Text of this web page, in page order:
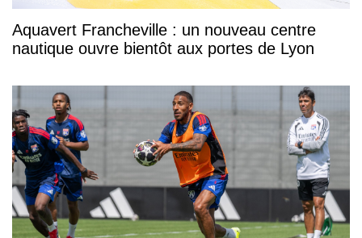
Aquavert Francheville : un nouveau centre
nautique ouvre bientôt aux portes de Lyon